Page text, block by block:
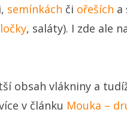
semínkách či ořeších a
, saláty). I zde ale
obsah vlákniny a
v článku Mouka –